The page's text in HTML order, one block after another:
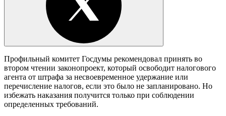
Профильный комитет Госдумы рекомендовал принять во
втором чтении законопроект, который освободит налогового
агента от штрафа за несвоевременное удержание или
перечисление налогов, если это было не запланировано. Но
избежать наказания получится только при соблюдении
определенных требований.